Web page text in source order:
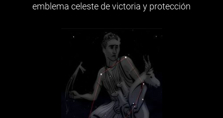
emblema celeste de victoria y protección